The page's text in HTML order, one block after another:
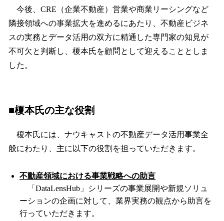
今後、CRE（企業不動産）営業や商業リーシングなど
隣接領域への事業拡大を進めるにあたり、不動産ビジネ
スの実務とデータ活用の双方に精通した専門家の知見が
不可欠と判断し、榎本氏を顧問として迎えることとしま
した。
■榎本氏の主な役割
榎本氏には、ナウキャストの不動産データ活用事業全
般にわたり、主に以下の役割を担っていただきます。
不動産領域における事業戦略への助言
「DataLensHub」シリーズの事業展開や新規ソリュ
ーションの企画に対して、業界実務の観点から助言を
行っていただきます。